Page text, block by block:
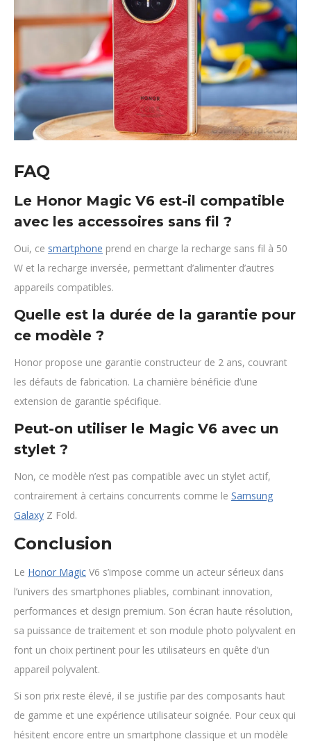
FAQ
Le Honor Magic V6 est-il compatible
avec les accessoires sans fil ?
Oui, ce smartphone prend en charge la recharge sans fil à 50
W et la recharge inversée, permettant d’alimenter d’autres
appareils compatibles.
Quelle est la durée de la garantie pour
ce modèle ?
Honor propose une garantie constructeur de 2 ans, couvrant
les défauts de fabrication. La charnière bénéficie d’une
extension de garantie spécifique.
Peut-on utiliser le Magic V6 avec un
stylet ?
Non, ce modèle n’est pas compatible avec un stylet actif,
contrairement à certains concurrents comme le Samsung
Galaxy Z Fold.
Conclusion
Le Honor Magic V6 s’impose comme un acteur sérieux dans
l’univers des smartphones pliables, combinant innovation,
performances et design premium. Son écran haute résolution,
sa puissance de traitement et son module photo polyvalent en
font un choix pertinent pour les utilisateurs en quête d’un
appareil polyvalent.
Si son prix reste élevé, il se justifie par des composants haut
de gamme et une expérience utilisateur soignée. Pour ceux qui
hésitent encore entre un smartphone classique et un modèle